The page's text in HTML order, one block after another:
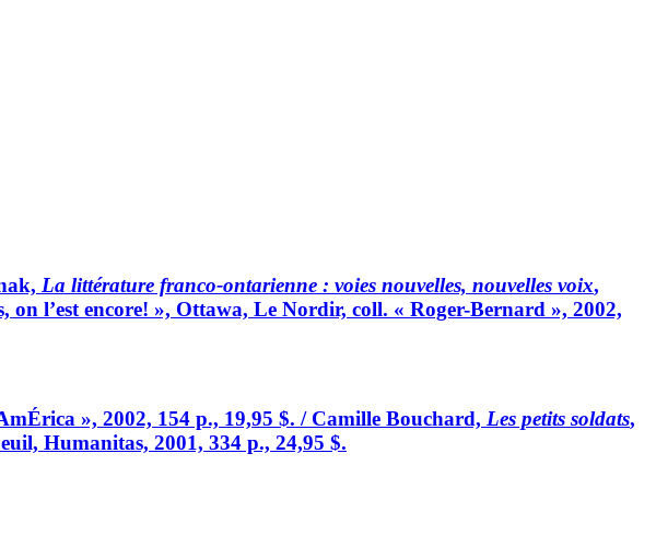
La littérature franco-ontarienne : voies nouvelles, nouvelles voix,
l’est encore! », Ottawa, Le Nordir, coll. « Roger-Bernard », 2002,
», 2002, 154 p., 19,95 $. / Camille Bouchard, Les petits soldats,
Humanitas, 2001, 334 p., 24,95 $.